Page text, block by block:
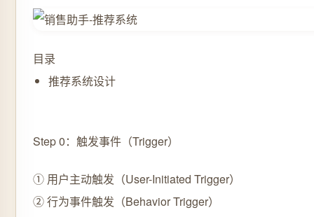
目录
推荐系统设计
Step 0：触发事件（Trigger）
① 用户主动触发（User-Initiated Trigger）
② 行为事件触发（Behavior Trigger）